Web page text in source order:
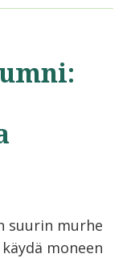
suurin murhe
moneen